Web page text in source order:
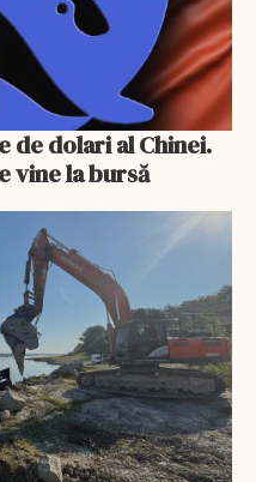
de dolari al Chinei.
vine la bursă